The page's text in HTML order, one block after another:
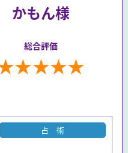
かもん様
総合評価
★★★★
占 術